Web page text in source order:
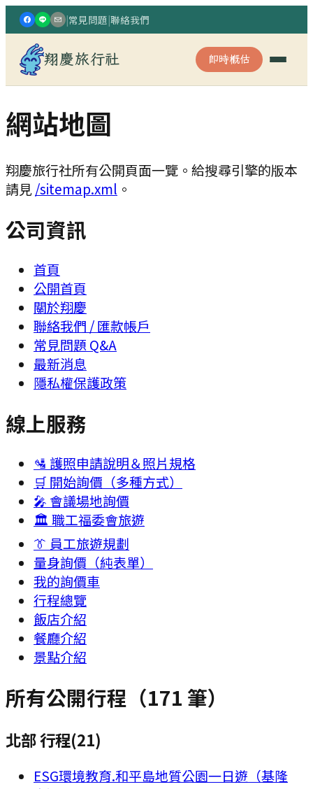
|常見問題|聯絡我們
翔慶旅行社 即時概估
網站地圖
翔慶旅行社所有公開頁面一覽。給搜尋引擎的版本
請見/sitemap.xml 。
公司資訊
首頁
公開首頁
關於翔慶
聯絡我們 / 匯款帳戶
常見問題 Q&A
最新消息
隱私權保護政策
線上服務
🛂 護照申請說明＆照片規格
🛒 開始詢價（多種方式）
🎤 會議場地詢價
🏛 職工福委會旅遊
👔 員工旅遊規劃
量身詢價（純表單）
我的詢價車
行程總覽
飯店介紹
餐廳介紹
景點介紹
所有公開行程 （171 筆）
北部 行程(21)
ESG環境教育.和平島地質公園一日遊（基隆